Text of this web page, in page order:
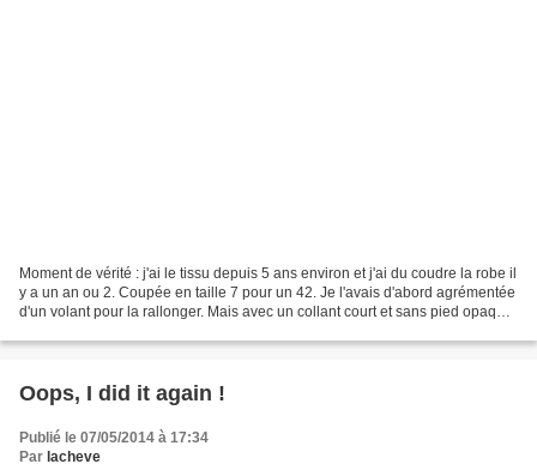
Moment de vérité : j'ai le tissu depuis 5 ans environ et j'ai du coudre la robe il
y a un an ou 2. Coupée en taille 7 pour un 42. Je l'avais d'abord agrémentée
d'un volant pour la rallonger. Mais avec un collant court et sans pied opaque,
Oops, I did it again !
Publié le 07/05/2014 à 17:34
Par lacheve